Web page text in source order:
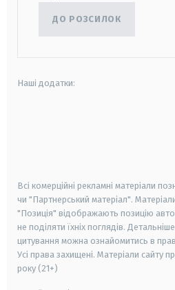
ДО РОЗСИЛОК
Наші додатки:
Всі комерційні рекламні матеріали
чи "Партнерський матеріал".
"Позиція" відображають позицію
не поділяти їхніх поглядів.
цитування можна ознайомитись в
Усі права захищені. Матеріали сайту
року (21+)